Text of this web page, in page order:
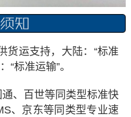
货运支持，大陆：“标准
“标准运输”。
通、百世等同类型标准快
、京东等同类型专业速